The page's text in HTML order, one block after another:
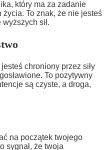
który ma za zadanie
To znak, że nie jesteś
sił.
chroniony przez siły
To pozytywny
są czyste, a droga,
na początek twojego
sygnał, że twoja